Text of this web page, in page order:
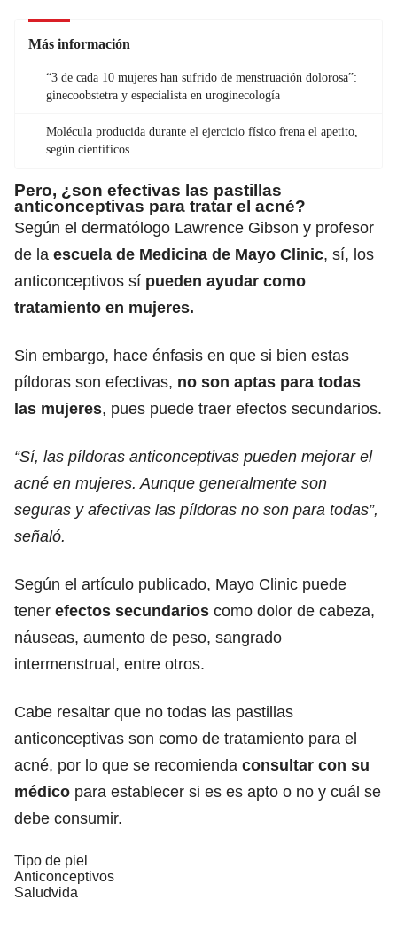
Más información
“3 de cada 10 mujeres han sufrido de menstruación dolorosa”:
ginecoobstetra y especialista en uroginecología
Molécula producida durante el ejercicio físico frena el apetito,
según científicos
Pero, ¿son efectivas las pastillas
anticonceptivas para tratar el acné?
Según el dermatólogo Lawrence Gibson y profesor
de la escuela de Medicina de Mayo Clinic, sí, los
anticonceptivos sí pueden ayudar como
tratamiento en mujeres.
Sin embargo, hace énfasis en que si bien estas
píldoras son efectivas, no son aptas para todas
las mujeres, pues puede traer efectos secundarios.
“Sí, las píldoras anticonceptivas pueden mejorar el
acné en mujeres. Aunque generalmente son
seguras y afectivas las píldoras no son para todas”,
señaló.
Según el artículo publicado, Mayo Clinic puede
tener efectos secundarios como dolor de cabeza,
náuseas, aumento de peso, sangrado
intermenstrual, entre otros.
Cabe resaltar que no todas las pastillas
anticonceptivas son como de tratamiento para el
acné, por lo que se recomienda consultar con su
médico para establecer si es es apto o no y cuál se
debe consumir.
Tipo de piel
Anticonceptivos
Saludvida